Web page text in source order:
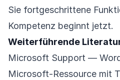
Sie fortgeschrittene
Kompetenz beginnt jetzt.
Weiterführende
Microsoft Support —
Microsoft-Ressource mit